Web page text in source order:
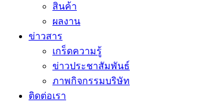
สินค้า
ผลงาน
ข่าวสาร
เกร็ดความรู้
ข่าวประชาสัมพันธ์
ภาพกิจกรรมบริษัท
ติดต่อเรา